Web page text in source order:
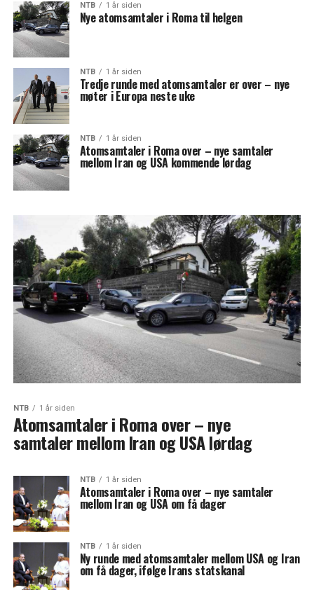
NTB 1 år siden
Nye atomsamtaler i Roma til helgen
NTB 1 år siden
Tredje runde med atomsamtaler er over – nye
møter i Europa neste uke
NTB 1 år siden
Atomsamtaler i Roma over – nye samtaler
mellom Iran og USA kommende lørdag
NTB 1 år siden
Atomsamtaler i Roma over – nye
samtaler mellom Iran og USA lørdag
NTB 1 år siden
Atomsamtaler i Roma over – nye samtaler
mellom Iran og USA om få dager
NTB 1 år siden
Ny runde med atomsamtaler mellom USA og Iran
om få dager, ifølge Irans statskanal